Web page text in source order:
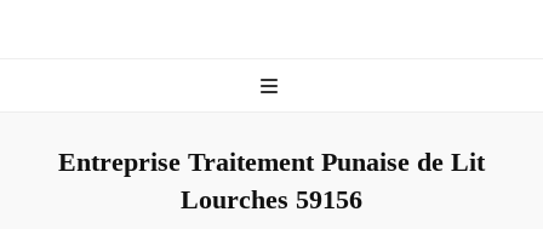
– Info
Entreprise Traitement Punaise de Lit
Lourches 59156